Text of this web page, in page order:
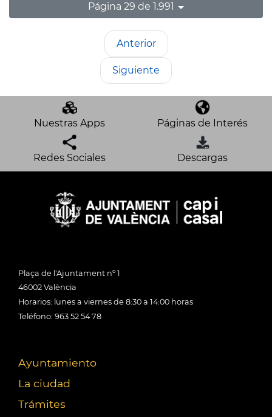
Página 29 de 1.991
Anterior
Siguiente
Nuestras Apps Páginas de Interés
Redes Sociales Descargas
Plaça de l'Ajuntament nº 1
46002 València
Horarios: lunes a viernes de 8:30 a 14:00 horas
Teléfono: 963 52 54 78
Ayuntamiento
La ciudad
Trámites